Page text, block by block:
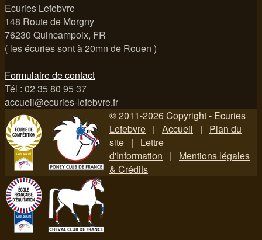
Ecuries Lefebvre
148 Route de Morgny
76230 Quincampoix, FR
( les écuries sont à 20mn de Rouen )
Formulaire de contact
Tél : 02 35 80 95 37
accueil@ecuries-lefebvre.fr
© 2011-2026 Copyright - Ecuries
Lefebvre | Accueil | Plan du
site | Lettre
d'Information | Mentions légales
& Crédits